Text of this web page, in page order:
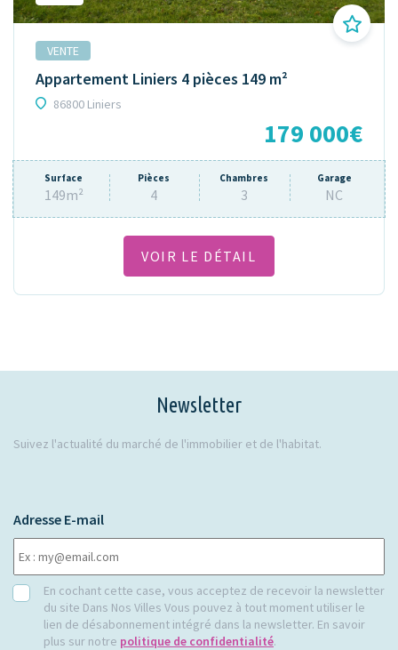
VENTE
Appartement Liniers 4 pièces 149 m²
86800 Liniers
179 000€
Surface
149m²
Pièces
4
Chambres
3
Garage
NC
VOIR LE DÉTAIL
Newsletter
Suivez l'actualité du marché de l'immobilier et de l'habitat.
Adresse E-mail
RGPDEn cochant cette case, vous acceptez de recevoir la newsletter
du site Dans Nos Villes Vous pouvez à tout moment utiliser le
lien de désabonnement intégré dans la newsletter. En savoir
plus sur notre politique de confidentialité.